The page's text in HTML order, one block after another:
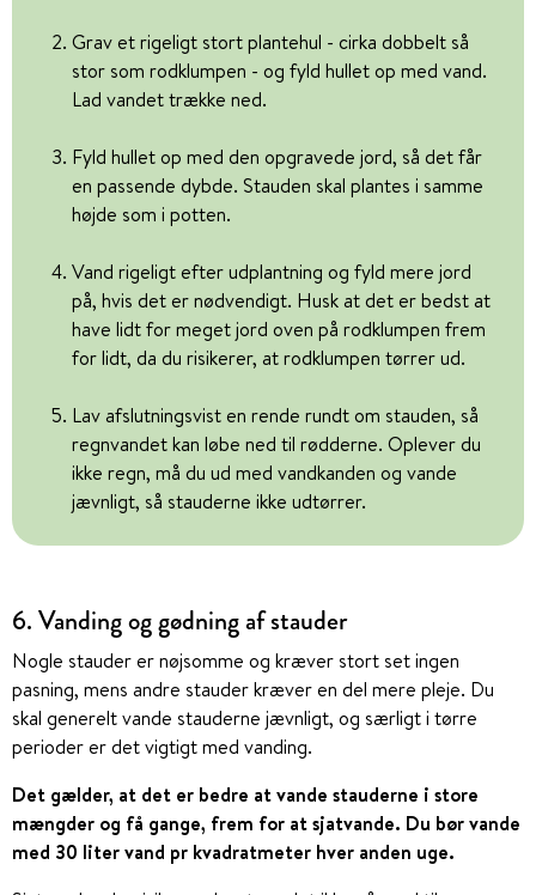
Grav et rigeligt stort plantehul - cirka dobbelt så
stor som rodklumpen - og fyld hullet op med vand.
Lad vandet trække ned.
Fyld hullet op med den opgravede jord, så det får
en passende dybde. Stauden skal plantes i samme
højde som i potten.
Vand rigeligt efter udplantning og fyld mere jord
på, hvis det er nødvendigt. Husk at det er bedst at
have lidt for meget jord oven på rodklumpen frem
for lidt, da du risikerer, at rodklumpen tørrer ud.
Lav afslutningsvist en rende rundt om stauden, så
regnvandet kan løbe ned til rødderne. Oplever du
ikke regn, må du ud med vandkanden og vande
jævnligt, så stauderne ikke udtørrer.
6. Vanding og gødning af stauder
Nogle stauder er nøjsomme og kræver stort set ingen
pasning, mens andre stauder kræver en del mere pleje. Du
skal generelt vande stauderne jævnligt, og særligt i tørre
perioder er det vigtigt med vanding.
Det gælder, at det er bedre at vande stauderne i store
mængder og få gange, frem for at sjatvande. Du bør vande
med 30 liter vand pr kvadratmeter hver anden uge.